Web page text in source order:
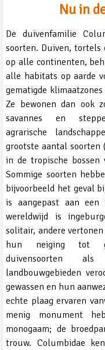
Nu in
De duivenfamilie
soorten. Duiven, tortels
op alle continenten,
alle habitats op aarde
gematigde
Ze bewonen dan ook
savannes en
agrarische
grootste aantal soorten
in de tropische bossen
Sommige soorten
bijvoorbeeld het geval
is aangepast aan een
wereldwijd is
solitair, andere
hun neiging tot
duivensoorten
landbouwgebieden
gewassen en hun
echte plaag ervaren
menig monument
monogaam; de
trouw. Columbidae